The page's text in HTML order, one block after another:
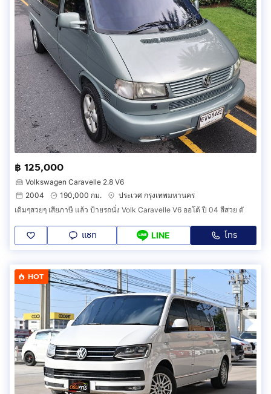
฿ 125,000
Volkswagen Caravelle 2.8 V6
2004
190,000 กม.
ประเวศ กรุงเทพมหานคร
เดิมๆสวยๆ เสียภาษี แล้ว ป้ายรถนั่ง Volk Caravelle V6 ออโต้ ปี 04 สีสวย ตั
แชท LINE โทร
HOT